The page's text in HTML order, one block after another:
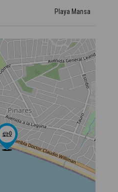
Playa Mansa